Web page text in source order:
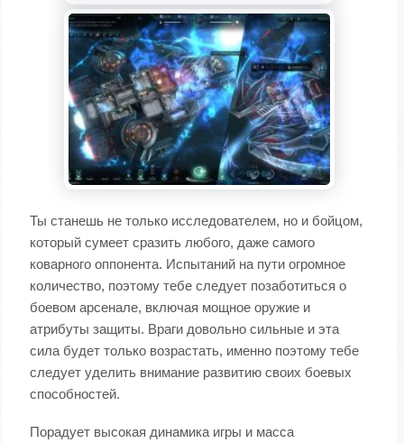
Ты станешь не только исследователем, но и бойцом,
который сумеет сразить любого, даже самого
коварного оппонента. Испытаний на пути огромное
количество, поэтому тебе следует позаботиться о
боевом арсенале, включая мощное оружие и
атрибуты защиты. Враги довольно сильные и эта
сила будет только возрастать, именно поэтому тебе
следует уделить внимание развитию своих боевых
способностей.
Порадует высокая динамика игры и масса